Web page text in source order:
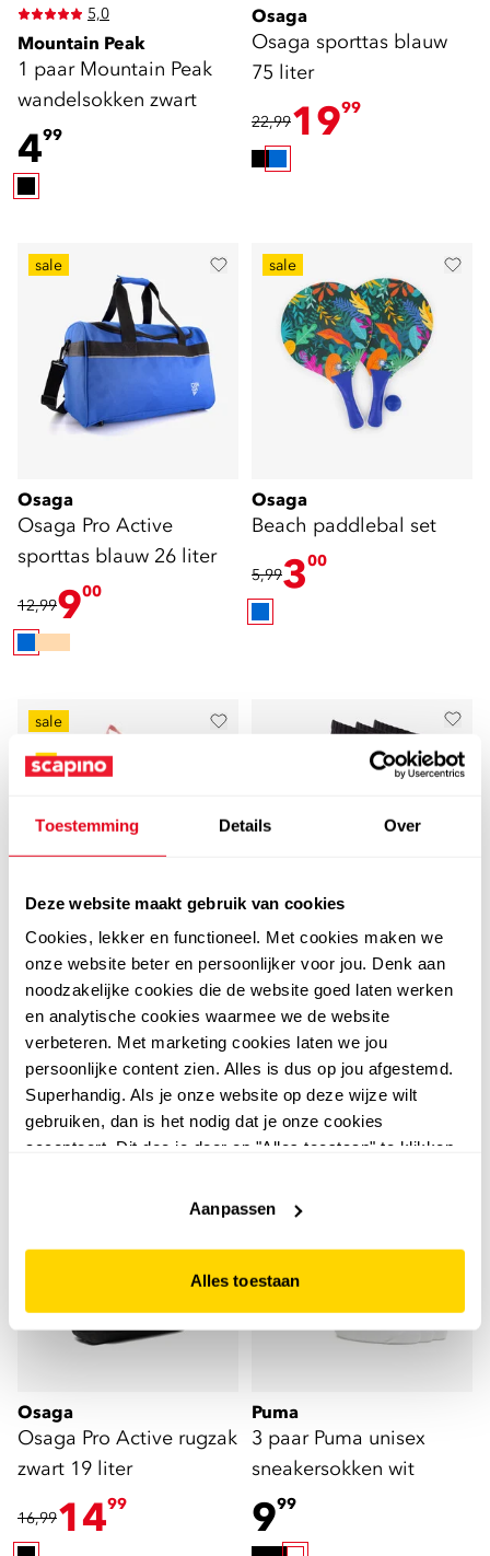
Toestemming Details Over
Deze website maakt gebruik van cookies
Cookies, lekker en functioneel. Met cookies maken we
onze website beter en persoonlijker voor jou. Denk aan
noodzakelijke cookies die de website goed laten werken
en analytische cookies waarmee we de website
verbeteren. Met marketing cookies laten we jou
persoonlijke content zien. Alles is dus op jou afgestemd.
Superhandig. Als je onze website op deze wijze wilt
gebruiken, dan is het nodig dat je onze cookies
accepteert. Dit doe je door op "Alles toestaan" te klikken.
website niet optimaal functioneert.
Aanpassen
Alles toestaan
5,0
Mountain Peak
1 paar Mountain Peak
wandelsokken zwart
499
Osaga
Osaga sporttas blauw
75 liter
22,991999
sale
Osaga
Osaga Pro Active
sporttas blauw 26 liter
12,99900
sale
Osaga
Beach paddlebal set
5,99300
sale
Puma
Puma Phase rugzak roze
22 liter
1500
Nike
3 paar Nike Cushioned
Crew sokken zwart
1299
Osaga
Osaga Pro Active rugzak
zwart 19 liter
16,991499
Puma
3 paar Puma unisex
sneakersokken wit
999